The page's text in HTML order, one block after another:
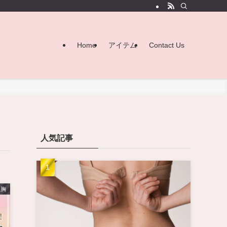
Home アイテム Contact Us
人気記事